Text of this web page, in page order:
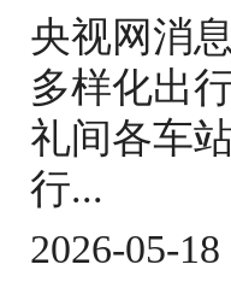
央视网消
多样化出
礼间各车
行...
2026-05-